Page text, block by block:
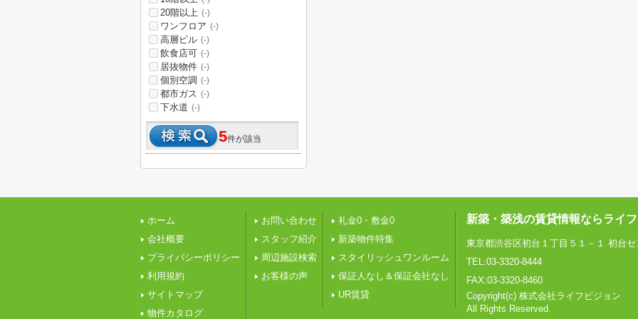
20階以上 (-)
ワンフロア (-)
高層ビル (-)
飲食店可 (-)
居抜物件 (-)
個別空調 (-)
都市ガス (-)
下水道 (-)
5件が該当
ホーム
会社概要
プライバシーポリシー
利用規約
サイトマップ
物件カタログ
お問い合わせ
スタッフ紹介
周辺施設検索
お客様の声
礼金0・敷金0
新築物件特集
スタイリッシュワンルーム
保証人なし＆保証会社なし
UR賃貸
新築・築浅の賃貸情報ならライ
東京都渋谷区初台１丁目５１－１ 初台
TEL:03-3320-8444
FAX:03-3320-8460
Copyright(c) 株式会社ライフビジョン
All Rights Reserved.